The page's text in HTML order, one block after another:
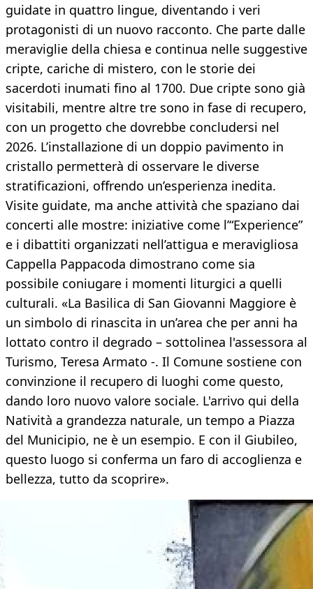
guidate in quattro lingue, diventando i veri
protagonisti di un nuovo racconto. Che parte dalle
meraviglie della chiesa e continua nelle suggestive
cripte, cariche di mistero, con le storie dei
sacerdoti inumati fino al 1700. Due cripte sono già
visitabili, mentre altre tre sono in fase di recupero,
con un progetto che dovrebbe concludersi nel
2026. L’installazione di un doppio pavimento in
cristallo permetterà di osservare le diverse
stratificazioni, offrendo un’esperienza inedita.
Visite guidate, ma anche attività che spaziano dai
concerti alle mostre: iniziative come l’“Experience”
e i dibattiti organizzati nell’attigua e meravigliosa
Cappella Pappacoda dimostrano come sia
possibile coniugare i momenti liturgici a quelli
culturali. «La Basilica di San Giovanni Maggiore è
un simbolo di rinascita in un’area che per anni ha
lottato contro il degrado – sottolinea l'assessora al
Turismo, Teresa Armato -. Il Comune sostiene con
convinzione il recupero di luoghi come questo,
dando loro nuovo valore sociale. L'arrivo qui della
Natività a grandezza naturale, un tempo a Piazza
del Municipio, ne è un esempio. E con il Giubileo,
questo luogo si conferma un faro di accoglienza e
bellezza, tutto da scoprire».